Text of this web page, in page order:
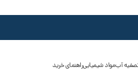
آبمواد شیمیاییراهنمای خرید